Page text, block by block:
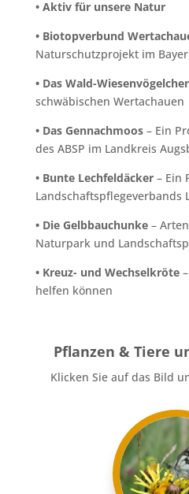
• Aktiv für unsere Natur
• Biotopverbund
Naturschutzprojekt im
• Das Wald-
schwäbischen Wertachauen
• Das Gennachmoos– Ein
des ABSP im Landkreis
• Bunte Lechfeldäcker– Ein
Landschaftspflegeverbands
• Die Gelbbauchunke–
Naturpark und
• Kreuz- und Wechselkröte–
helfen können
Pflanzen & Tiere
Klicken Sie auf das Bild